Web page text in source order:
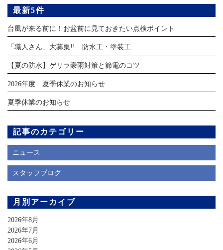
最新5件
台風が来る前に！お盆前に見ておきたい点検ポイント
「職人さん」大募集!! 防水工・塗装工
【夏の防水】ゲリラ豪雨対策と節電のコツ
2026年度 夏季休業のお知らせ
夏季休業のお知らせ
記事のカテゴリー
ニュース
スタッフブログ
月別アーカイブ
2026年8月
2026年7月
2026年6月